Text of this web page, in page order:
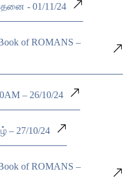
- 01/11/24
of ROMANS –
– 26/10/24
– 27/10/24
of ROMANS –